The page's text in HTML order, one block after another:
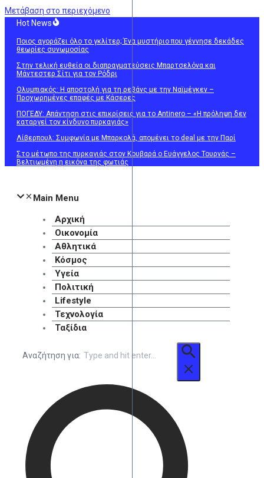
Μετάβαση στο περιεχόμενο
Hot News
Ποιος αγοράζει όλο το γκλίτερ; Ένα μυστήριο που γέννησε δεκάδες
θεωρίες συνωμοσίας
Στην τελική ευθεία οι διαπραγματεύσεις Μπαρτσελόνα και
Μάντεστερ Σίτι για τον Ρόδρι
Ολυμπιακός: Η αποστολή για τη ρεβάνς με την Ναϊμέγκεν –
Προχωρημένες επαφές με Κάσερες
ΠΟΓΕΔΥ: Απάντηση στις επικρίσεις για το Antinero – «Η πρόληψη δεν
καταργεί τον κίνδυνο πυρκαγιάς»
Λίβερπουλ: Συμφωνία με Μπαρκολά, απομένει το deal με την Παρί
Στο μέτωπο της πυρκαγιάς στον Κουβαρά ο Ευάγγελος Τουρνάς –
Βελτιωμένη η εικόνα της φωτιάς
Main Menu
Αρχική
Οικονομία
Αθλητικά
Κόσμος
Υγεία
Πολιτική
Lifestyle
Τεχνολογία
Ταξίδια
Αναζήτηση για: